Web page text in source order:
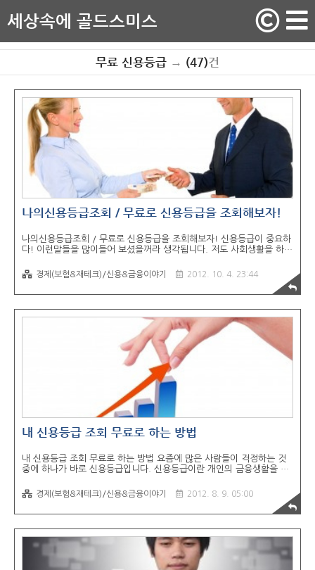
세상속에 골드스미스
무료 신용등급 → (47)건
나의신용등급조회 / 무료로 신용등급을 조회해보자!
나의신용등급조회 / 무료로 신용등급을 조회해보자! 신용등급이 중요하
다! 이런말들을 많이들어 보셨을꺼라 생각됩니다. 저도 사회생활을 하면
에 금융권에서 유리하다 라는 이야기를 많이 들었습니다. 그 이유는 신
용등급을 바탕으로 금융권이 개인에게 주는 혜택과 조건등이 달라지기
때문입니다. 1. 신용등급이 관리가 필요하다? 신용등급이 관리가 필요
면 당신에게 A와 B라는 친구가 있다고 가정할때 A와 B에게 각각 100만
원씩 필려줬고 1개월뒤에 갚겠다고 했습니다. 한달이 지난뒤 A는 정확
히 갚았고, B는 연락도 없이 갚지 않았습니다. 결국 내가 먼저 연락을 했
고, B는 몇일뒤에 준다고..
경제(보험&재테크)/신용&금융이야기 2012. 10. 4. 23:44
내 신용등급 조회 무료로 하는 방법
내 신용등급 조회 무료로 하는 방법 요즘에 많은 사람들이 걱정하는 것
중에 하나가 바로 신용등급입니다. 신용등급이란 개인의 금융생활을 바
개인과 거래를 할때 개인의 신용등급을 기준으로 거래 여부 및 조건을
정하게 됩니다. 신용등급이 높일 수록 금융권에서 유리하며, 신용등급이
낮을 수록 금융권 거래를 거절 당할 가능성이 높게 됩니다. 이렇게 신용
용등급이 어느 정도인지를 파악하는 것입니다. 올크레딧[링크] - 1년 3
회까지 무료로 신용등급 하락없이 개인 신용등급 조회 제공 사이트 사이
렌24[링크] - 개인정보..
경제(보험&재테크)/신용&금융이야기 2012. 8. 9. 05:00